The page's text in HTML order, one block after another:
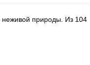
неживой природы. Из 104